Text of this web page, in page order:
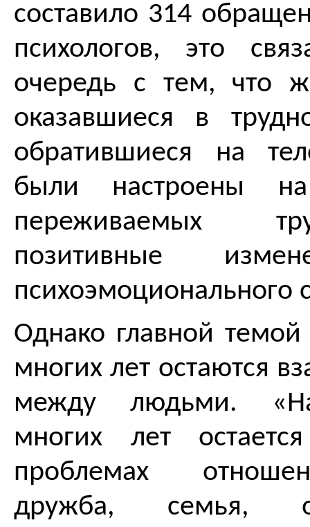
составило 314
психологов, это
очередь с тем, что
оказавшиеся в
обратившиеся на
были настроены
переживаемых
позитивные
психоэмоционального
Однако главной
многих лет остаются
между людьми.
многих лет
проблемах
дружба, семья,